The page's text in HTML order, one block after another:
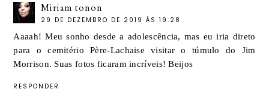
Miriam tonon
29 DE DEZEMBRO DE 2019 ÀS 19:28
Aaaah! Meu sonho desde a adolescência, mas eu iria direto
para o cemitério Père-Lachaise visitar o túmulo do Jim
Morrison. Suas fotos ficaram incríveis! Beijos
RESPONDER